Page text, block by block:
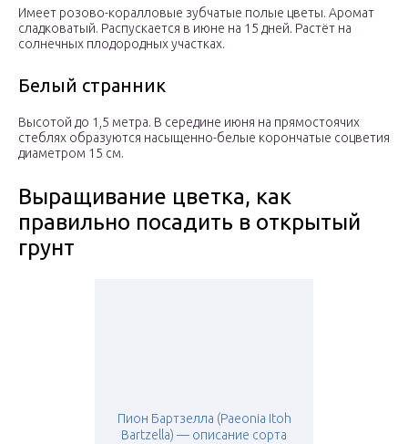
Имеет розово-коралловые зубчатые полые цветы. Аромат
сладковатый. Распускается в июне на 15 дней. Растёт на
солнечных плодородных участках.
Белый странник
Высотой до 1,5 метра. В середине июня на прямостоячих
стеблях образуются насыщенно-белые корончатые соцветия
диаметром 15 см.
Выращивание цветка, как
правильно посадить в открытый
грунт
Пион Бартзелла (Paeonia Itoh
Bartzella) — описание сорта